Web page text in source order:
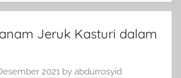
Jeruk Kasturi dalam
2021 by abdurrosyid